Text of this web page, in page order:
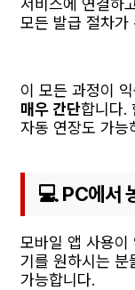
서비스에 연결하
모든 발급 절차가
이 모든 과정이
매우 간단합니다.
자동 연장도 가능
💻 PC에서
모바일 앱 사용이
기를 원하시는 분
가능합니다.